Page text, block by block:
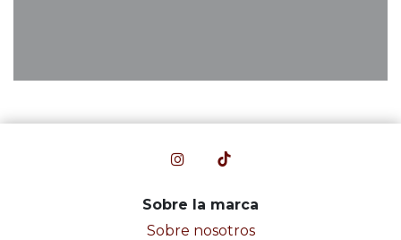
Sobre la marca
Sobre nosotros